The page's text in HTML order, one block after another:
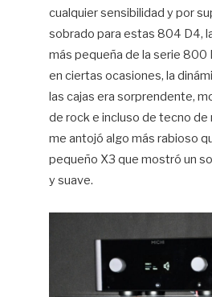
cualquier sensibilidad y por
sobrado para estas 804 D4,
más pequeña de la serie 800
en ciertas ocasiones, la
las cajas era sorprendente,
de rock e incluso de tecno de
me antojó algo más rabioso
pequeño X3 que mostró un
y suave.